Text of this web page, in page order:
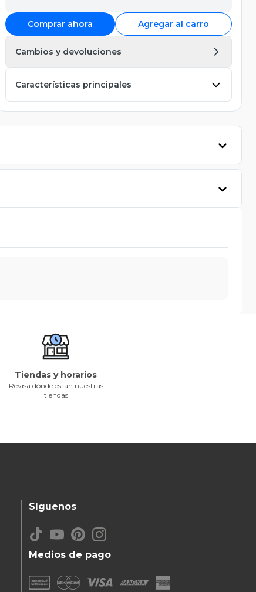
Comprar ahora Agregar al carro
Cambios y devoluciones
Características principales
Tiendas y horarios
Revisa dónde están nuestras
tiendas
Medios de pago
Síguenos